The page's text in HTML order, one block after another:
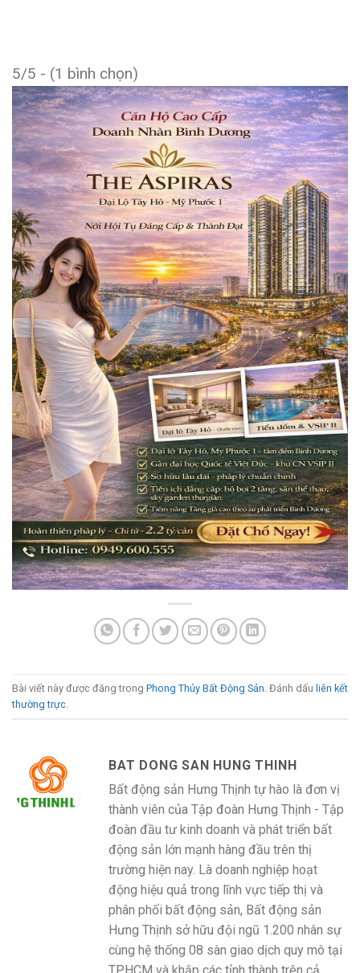
5/5 - (1 bình chọn)
Bài viết này được đăng trong Phong Thủy Bất Động Sản . Đánh dấu liên kết
thường trực
BAT DONG SAN HUNG THINH
Bất động sản Hưng Thịnh tự hào là đơn vị
thành viên của Tập đoàn Hưng Thịnh - Tập
đoàn đầu tư kinh doanh và phát triển bất
động sản lớn mạnh hàng đầu trên thị
trường hiện nay. Là doanh nghiệp hoạt
động hiệu quả trong lĩnh vực tiếp thị và
phân phối bất động sản, Bất động sản
Hưng Thịnh sở hữu đội ngũ 1.200 nhân sự
cùng hệ thống 08 sàn giao dịch quy mô tại